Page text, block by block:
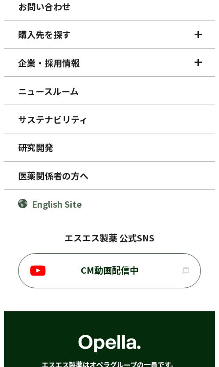
お問い合わせ
購入先を探す
企業・採用情報
ニュースルーム
サステナビリティ
研究開発
医薬関係者の方へ
English Site
エスエス製薬 公式SNS
CM動画配信中
エスエス製薬はオペラグループの一員です。